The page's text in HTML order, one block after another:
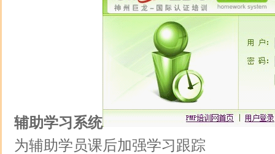
辅助学习系统
为辅助学员课后加强学习跟踪